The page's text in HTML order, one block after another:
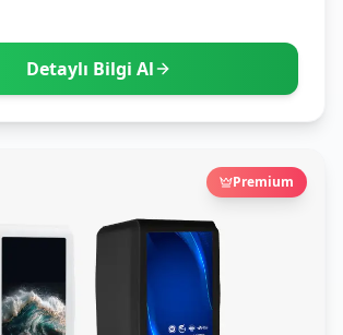
Detaylı Bilgi Al
Premium